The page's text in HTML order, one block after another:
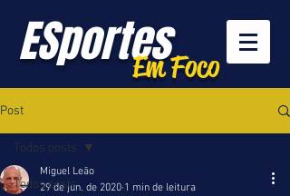
ESportesEm Foco
Post
Todos posts
Todos posts
Miguel Leão
29 de jun. de 2020 1 min de leitura